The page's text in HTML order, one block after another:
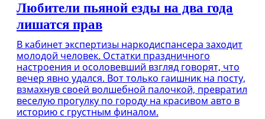
Любители пьяной езды на два года
лишатся прав
В кабинет экспертизы наркодиспансера заходит
молодой человек. Остатки праздничного
настроения и осоловевший взгляд говорят, что
вечер явно удался. Вот только гаишник на посту,
взмахнув своей волшебной палочкой, превратил
веселую прогулку по городу на красивом авто в
историю с грустным финалом.